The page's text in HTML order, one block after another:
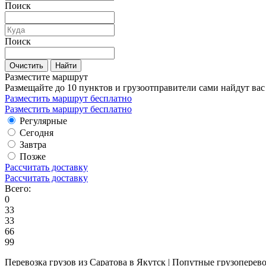
Поиск
Поиск
Очистить Найти
Разместите маршрут
Размещайте до 10 пунктов и грузоотправители сами найдут вас
Разместить маршрут бесплатно
Разместить маршрут бесплатно
Регулярные
Сегодня
Завтра
Позже
Рассчитать доставку
Рассчитать доставку
Всего:
0
33
33
66
99
Перевозка грузов из Саратова в Якутск | Попутные